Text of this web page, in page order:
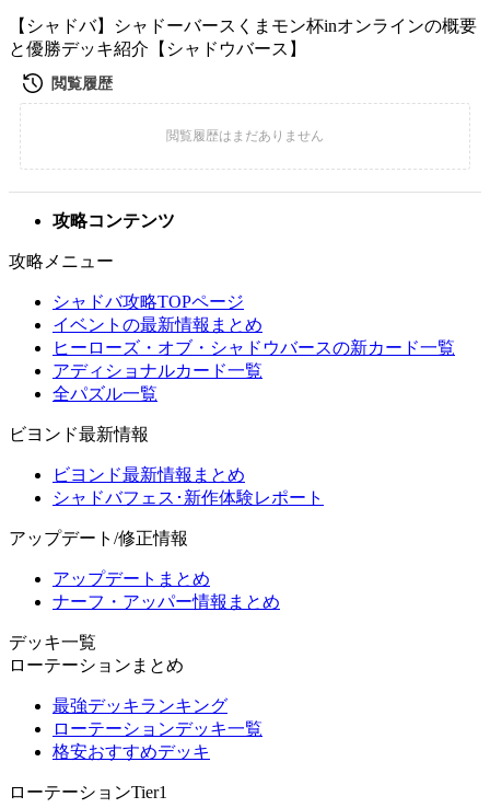
【シャドバ】シャドーバースくまモン杯inオンラインの概要
と優勝デッキ紹介【シャドウバース】
攻略コンテンツ
攻略メニュー
シャドバ攻略TOPページ
イベントの最新情報まとめ
ヒーローズ・オブ・シャドウバースの新カード一覧
アディショナルカード一覧
全パズル一覧
ビヨンド最新情報
ビヨンド最新情報まとめ
シャドバフェス･新作体験レポート
アップデート/修正情報
アップデートまとめ
ナーフ・アッパー情報まとめ
デッキ一覧
ローテーションまとめ
最強デッキランキング
ローテーションデッキ一覧
格安おすすめデッキ
ローテーションTier1